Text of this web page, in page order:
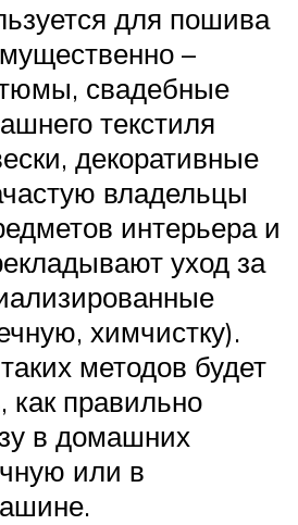
для пошива
–
свадебные
текстиля
декоративные
владельцы
интерьера и
уход за
химчистку).
методов будет
как правильно
в домашних
или в